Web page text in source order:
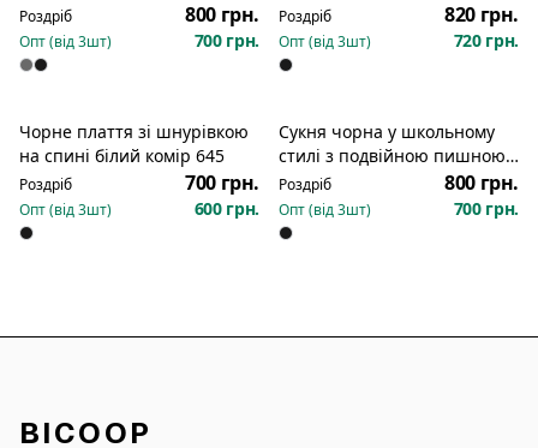
Роздріб 800 грн.
Опт (від3шт) 700 грн.
Роздріб 820 грн.
Опт (від3шт) 720 грн.
Новинка
Чорне плаття зі шнурівкою
на спині білий комір 645
Роздріб 700 грн.
Опт (від3шт) 600 грн.
Новинка
Сукня чорна у школьному
стилі з подвійною пишною
спідничкою 579
Роздріб 800 грн.
Опт (від3шт) 700 грн.
BICOOP